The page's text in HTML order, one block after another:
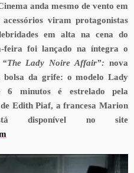
er
es
t
e
a
d
s
st
o
d
o
n
ar
e
anda mesmo de vento em
viram protagonistas
em alta na cena do
feira foi lançado na íntegra o
“The Lady Noire Affair”: nova
da grife: o modelo Lady
6 minutos é estrelado pela
Edith Piaf, a francesa Marion
disponível no site